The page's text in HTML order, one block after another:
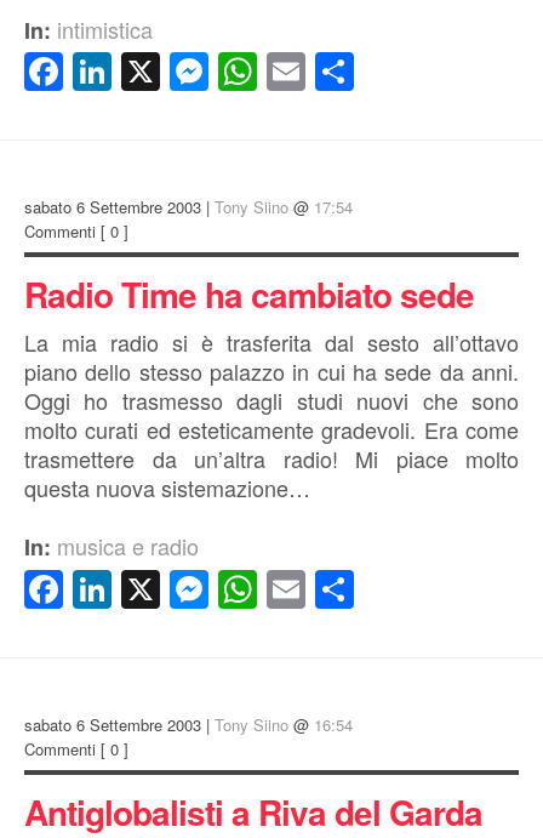
In: intimistica
Facebook
LinkedIn
X Messenger
WhatsApp
Email
sabato 6 Settembre 2003 | Tony Siino @ 17:54
Commenti [ 0 ]
Radio Time ha cambiato sede
La mia radio si è trasferita dal sesto all’ottavo
piano dello stesso palazzo in cui ha sede da anni.
Oggi ho trasmesso dagli studi nuovi che sono
molto curati ed esteticamente gradevoli. Era come
trasmettere da un’altra radio! Mi piace molto
questa nuova sistemazione…
In: musica e radio
Facebook
LinkedIn
X Messenger
WhatsApp
Email
sabato 6 Settembre 2003 | Tony Siino @ 16:54
Commenti [ 0 ]
Antiglobalisti a Riva del Garda